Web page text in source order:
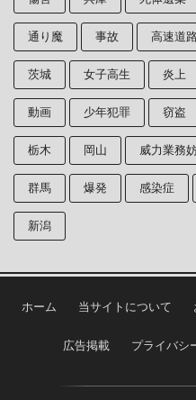
通り魔 事故 高速道
茨城 女子高生 炎上
動画 少年犯罪 窃盗
栃木 岡山 威力業務
群馬 爆発 感染症
新潟
ホーム 当サイトについて
広告掲載 プライバシ